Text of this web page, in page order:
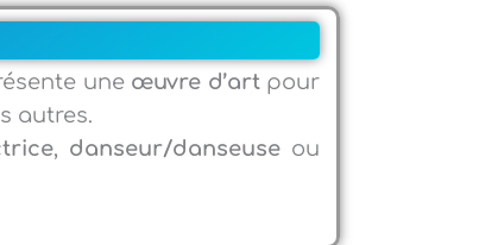
une œuvre d’artpour
autres.
, danseur/danseuse ou